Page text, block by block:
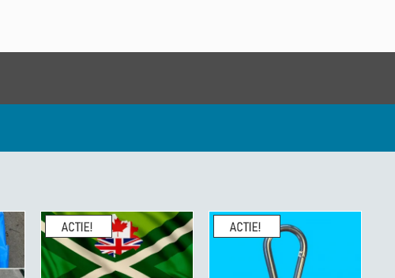
Vlaggenhandel een10/10